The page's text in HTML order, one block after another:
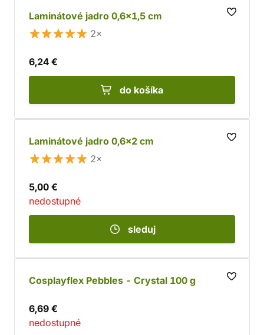
Laminátové jadro 0,6x1,5 cm
2×
6,24 €
do košíka
Laminátové jadro 0,6x2 cm
2×
5,00 €
nedostupné
sleduj
Cosplayflex Pebbles - Crystal 100 g
6,69 €
nedostupné